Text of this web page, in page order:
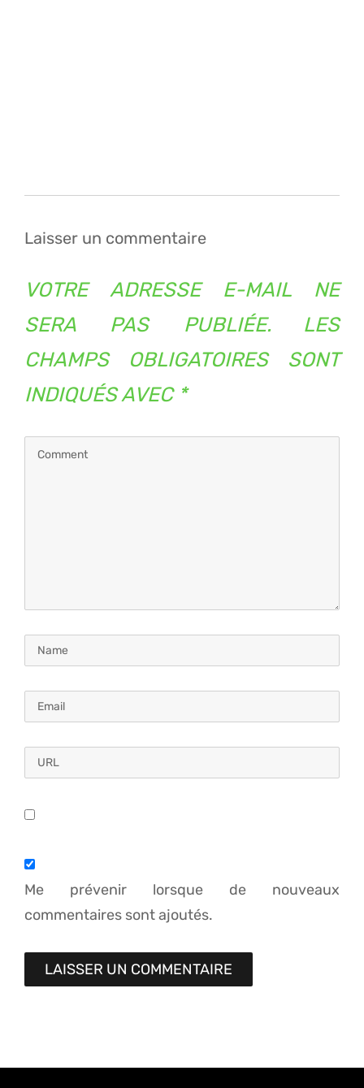
Laisser un commentaire
VOTRE ADRESSE E-MAIL NE
SERA PAS PUBLIÉE.
LES
CHAMPS OBLIGATOIRES SONT
INDIQUÉS AVEC *
Me prévenir lorsque de nouveaux
commentaires sont ajoutés.